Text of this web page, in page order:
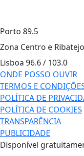
Porto 89.5
Zona Centro e Ribatejo
Lisboa 96.6 / 103.0
ONDE POSSO OUVIR
TERMOS E
POLÍTICA DE
POLÍTICA DE COOKIES
TRANSPARÊNCIA
PUBLICIDADE
Disponível